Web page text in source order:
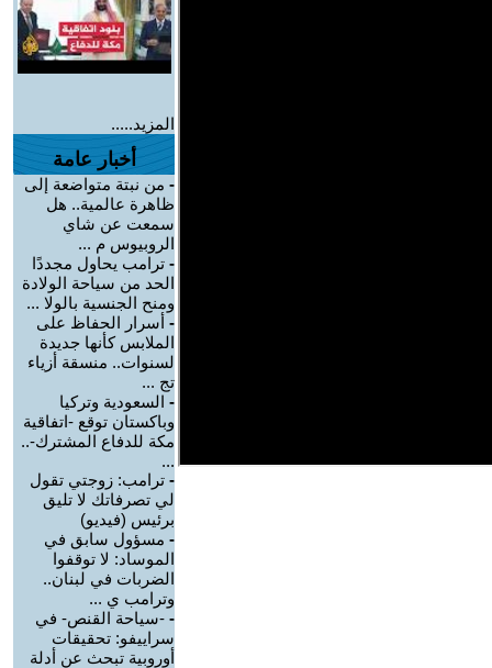
المزيد.....
أخبار عامة
- من نبتة متواضعة إلى
ظاهرة عالمية.. هل
سمعت عن شاي
الروبيوس م ...
- ترامب يحاول مجددًا
الحد من سياحة الولادة
ومنح الجنسية بالولا ...
- أسرار الحفاظ على
الملابس كأنها جديدة
لسنوات.. منسقة أزياء
تج ...
- السعودية وتركيا
وباكستان توقع -اتفاقية
مكة للدفاع المشترك-..
...
- ترامب: زوجتي تقول
لي تصرفاتك لا تليق
برئيس (فيديو)
- مسؤول سابق في
الموساد: لا توقفوا
الضربات في لبنان..
وترامب ي ...
- -سياحة القنص- في
سراييفو: تحقيقات
أوروبية تبحث عن أدلة